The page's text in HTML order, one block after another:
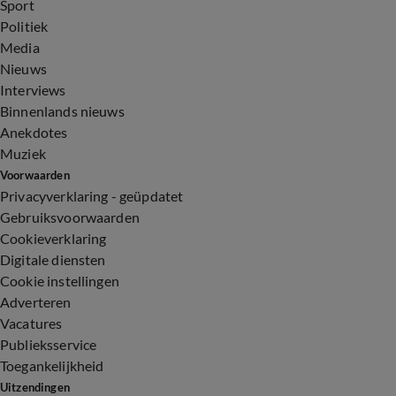
Sport
Politiek
Media
Nieuws
Interviews
Binnenlands nieuws
Anekdotes
Muziek
Voorwaarden
Privacyverklaring - geüpdatet
Gebruiksvoorwaarden
Cookieverklaring
Digitale diensten
Cookie instellingen
Adverteren
Vacatures
Publieksservice
Toegankelijkheid
Uitzendingen